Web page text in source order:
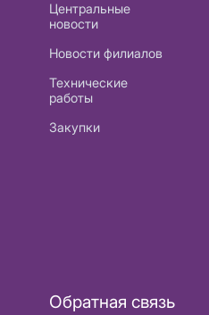
Центральные
новости
Новости филиалов
Технические
работы
Закупки
Обратная связь